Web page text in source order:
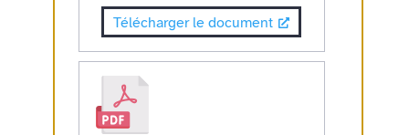
Télécharger le document